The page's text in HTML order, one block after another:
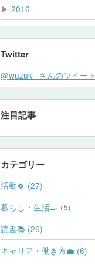
▶ 2016
Twitter
@wuzuki_さんのツイート
注目記事
カテゴリー
活動🍀 (27)
暮らし・生活🍳 (5)
読書📚 (26)
キャリア・働き方💼 (6)